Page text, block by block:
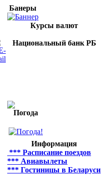
Банеры
Курсы валют
Национальный банк РБ
Погода
Информация
*** Расписание поездов
*** Авиавылеты
*** Гостиницы в Беларуси